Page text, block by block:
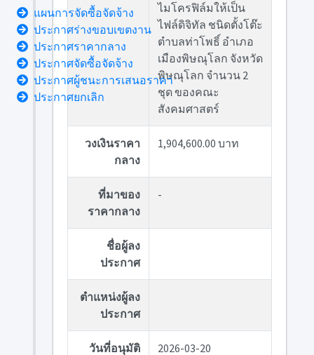
ไมโครฟิล์มให้เป็น
ไฟล์ดิจิทัล ชนิดตั้งโต๊ะ
ตำบลท่าโพธิ์ อำเภอ
เมืองพิษณุโลก จังหวัด
พิษณุโลก จำนวน 2
ชุด ของคณะ
สังคมศาสตร์
วงเงินราคา
กลาง
1,904,600.00 บาท
ที่มาของ
ราคากลาง
-
ชื่อผู้ลง
ประกาศ
ตำแหน่งผู้ลง
ประกาศ
วันที่อนุมัติ
2026-03-20
แผนการจัดซื้อจัดจ้าง
ประกาศร่างขอบเขตงาน
ประกาศราคากลาง
ประกาศจัดซื้อจัดจ้าง
ประกาศผู้ชนะการเสนอราคา
ประกาศยกเลิก